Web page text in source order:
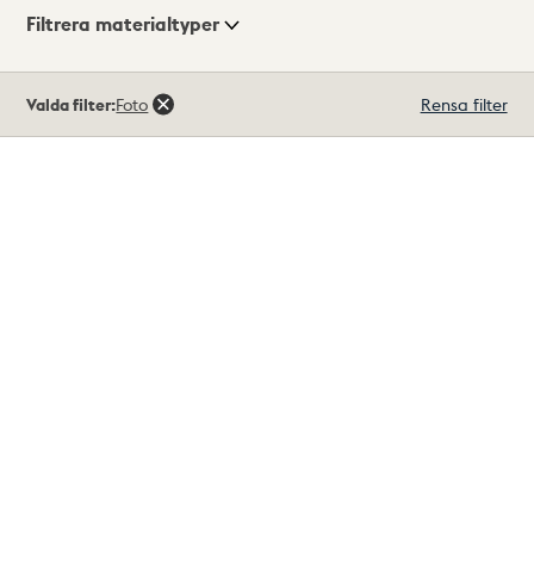
Visningsläge
Filtrera materialtyper
träffar
Valda filter:Foto Rensa filter